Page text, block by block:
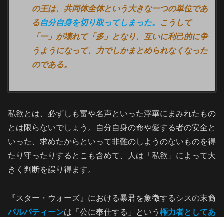
の王は、共同体全体という大きな一つの単位であ
る自分自身を切り取ってしまった。
こうして
「一」が壊れて「多」となり、互いに利己的に争
うようになって、力でしかまとめられなくなった
のである。
私欲とは、必ずしも富や名声といった浮華にまみれたもの
とは限らないでしょう。自分自身の命や愛する者の安全と
いった、求めたからといって非難のしようのないものを得
たり守ったりするとこも含めて、人は「私欲」によって大
きく判断を誤り得ます。
『スター・ウォーズ』における暴君を象徴するシスの末裔
パルパティーンは「公に奉仕する」という 権力者としてあ